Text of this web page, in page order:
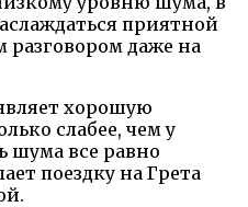
приятной
даже на
хорошую
слабее, чем у
шума все равно
поездку на Грета